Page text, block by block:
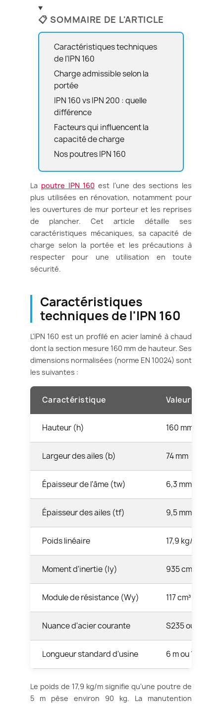
📋 SOMMAIRE DE L'ARTICLE
Caractéristiques techniques
de l'IPN 160
Charge admissible selon la
portée
IPN 160 vs IPN 200 : quelle
différence
Facteurs qui influencent la
capacité de charge
Nos poutres IPN 160
La poutre IPN 160 est l'une des sections les
plus utilisées en rénovation, notamment pour
les ouvertures de mur porteur et les reprises
de plancher. Cet article détaille ses
caractéristiques mécaniques, sa capacité de
charge selon la portée et les précautions à
respecter pour une utilisation en toute
sécurité.
Caractéristiques
techniques de l'IPN 160
L'IPN 160 est un profilé en acier laminé à chaud
dont la section mesure 160 mm de hauteur. Ses
dimensions normalisées (norme EN 10024) sont
les suivantes :
Caractéristique Valeur
Hauteur (h) 160 mm
Largeur des ailes (b) 74 mm
Épaisseur de l'âme (tw) 6,3 mm
Épaisseur des ailes (tf) 9,5 mm
Poids linéaire 17,9 kg/m
Moment d'inertie (Iy) 935 cm⁴
Module de résistance (Wy) 117 cm³
Nuance d'acier courante S235 ou S275
Longueur standard d'usine 6 m ou 12 m
Le poids de 17,9 kg/m signifie qu'une poutre de
5 m pèse environ 90 kg. La manutention